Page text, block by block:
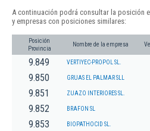
A continuación podrá consultar la posición
y empresas con posiciones similares:
Posición
Provincia
Nombre de la empresa
9.849 VERTIYEC-PROPOL SL.
9.850 GRUAS EL PALMAR SLL
9.851 ZUAZO INTERIORES SL.
9.852 BRAFON SL
9.853 BIOPATHOCID SL.